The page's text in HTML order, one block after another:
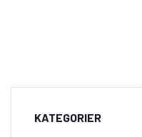
KATEGORIER